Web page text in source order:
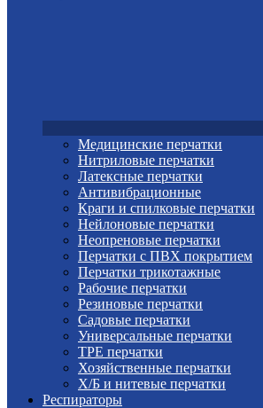
Медицинские перчатки
Нитриловые перчатки
Латексные перчатки
Антивибрационные
Краги и спилковые перчатки
Нейлоновые перчатки
Неопреновые перчатки
Перчатки с ПВХ покрытием
Перчатки трикотажные
Рабочие перчатки
Резиновые перчатки
Садовые перчатки
Универсальные перчатки
TPE перчатки
Хозяйственные перчатки
Х/Б и нитевые перчатки
Респираторы